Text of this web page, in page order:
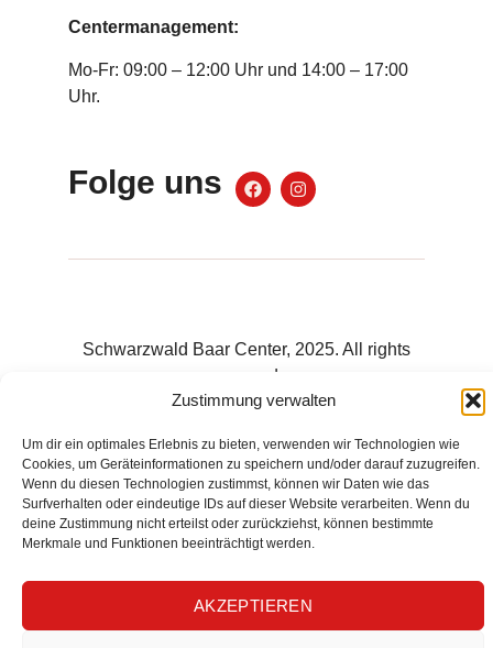
Zustimmung verwalten
Um dir ein optimales Erlebnis zu bieten, verwenden wir Technologien wie
Cookies, um Geräteinformationen zu speichern und/oder darauf zuzugreifen.
Wenn du diesen Technologien zustimmst, können wir Daten wie das
Surfverhalten oder eindeutige IDs auf dieser Website verarbeiten. Wenn du
deine Zustimmung nicht erteilst oder zurückziehst, können bestimmte
Merkmale und Funktionen beeinträchtigt werden.
AKZEPTIEREN
Centermanagement:
Mo-Fr: 09:00 – 12:00 Uhr und 14:00 – 17:00
Uhr.
Folge uns
Schwarzwald Baar Center, 2025. All rights
reserved.